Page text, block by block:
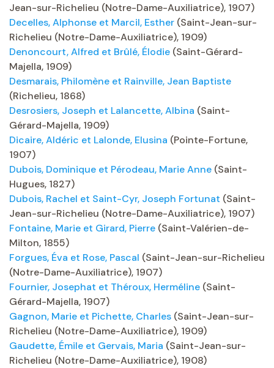
Jean-sur-Richelieu (Notre-Dame-Auxiliatrice), 1907)
Decelles, Alphonse et Marcil, Esther (Saint-Jean-sur-
Richelieu (Notre-Dame-Auxiliatrice), 1909)
Denoncourt, Alfred et Brûlé, Élodie (Saint-Gérard-
Majella, 1909)
Desmarais, Philomène et Rainville, Jean Baptiste
(Richelieu, 1868)
Desrosiers, Joseph et Lalancette, Albina (Saint-
Gérard-Majella, 1909)
Dicaire, Aldéric et Lalonde, Elusina (Pointe-Fortune,
1907)
Dubois, Dominique et Pérodeau, Marie Anne (Saint-
Hugues, 1827)
Dubois, Rachel et Saint-Cyr, Joseph Fortunat (Saint-
Jean-sur-Richelieu (Notre-Dame-Auxiliatrice), 1907)
Fontaine, Marie et Girard, Pierre (Saint-Valérien-de-
Milton, 1855)
Forgues, Éva et Rose, Pascal (Saint-Jean-sur-Richelieu
(Notre-Dame-Auxiliatrice), 1907)
Fournier, Josephat et Théroux, Herméline (Saint-
Gérard-Majella, 1907)
Gagnon, Marie et Pichette, Charles (Saint-Jean-sur-
Richelieu (Notre-Dame-Auxiliatrice), 1909)
Gaudette, Émile et Gervais, Maria (Saint-Jean-sur-
Richelieu (Notre-Dame-Auxiliatrice), 1908)